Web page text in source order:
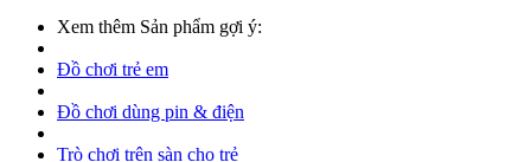
Xem thêm Sản phẩm gợi ý:
Đồ chơi trẻ em
Đồ chơi dùng pin & điện
Trò chơi trên sàn cho trẻ